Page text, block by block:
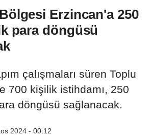
Erzincan'a 250
para döngüsü
çalışmaları süren Toplu
700 kişilik istihdamı, 250
döngüsü sağlanacak.
2024 - 00:12